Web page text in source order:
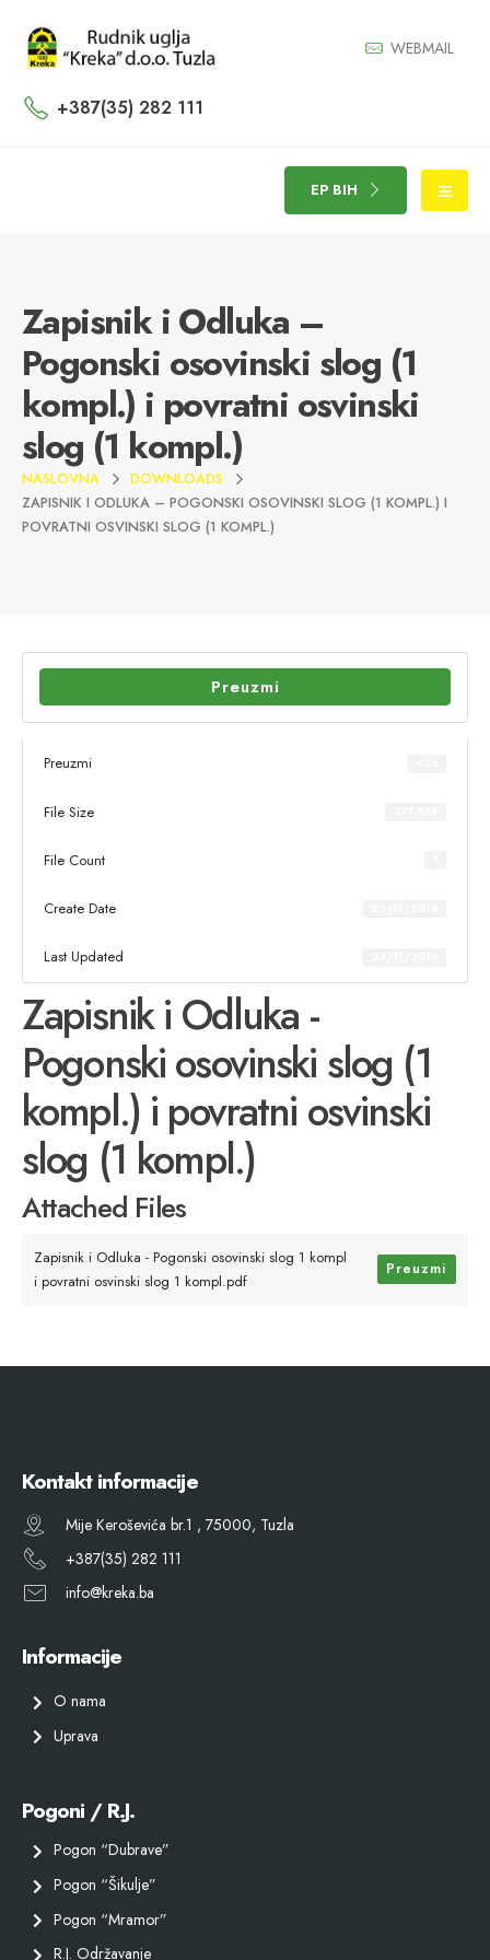
WEBMAIL
+387(35) 282 111
EP BIH
Zapisnik i Odluka –
Pogonski osovinski slog (1
kompl.) i povratni osvinski
slog (1 kompl.)
NASLOVNA
DOWNLOADS
ZAPISNIK I ODLUKA – POGONSKI OSOVINSKI SLOG (1 KOMPL.) I
POVRATNI OSVINSKI SLOG (1 KOMPL.)
Preuzmi
Preuzmi
File Size
File Count
Create Date
Last Updated
Zapisnik i Odluka -
Pogonski osovinski slog (1
kompl.) i povratni osvinski
slog (1 kompl.)
Attached Files
Zapisnik i Odluka - Pogonski osovinski slog 1 kompl
i povratni osvinski slog 1 kompl.pdf
Preuzmi
Kontakt informacije
Mije Keroševića br.1 , 75000, Tuzla
+387(35) 282 111
info@kreka.ba
Informacije
O nama
Uprava
Pogoni / R.J.
Pogon “Dubrave”
Pogon “Šikulje”
Pogon “Mramor”
R.J. Održavanje